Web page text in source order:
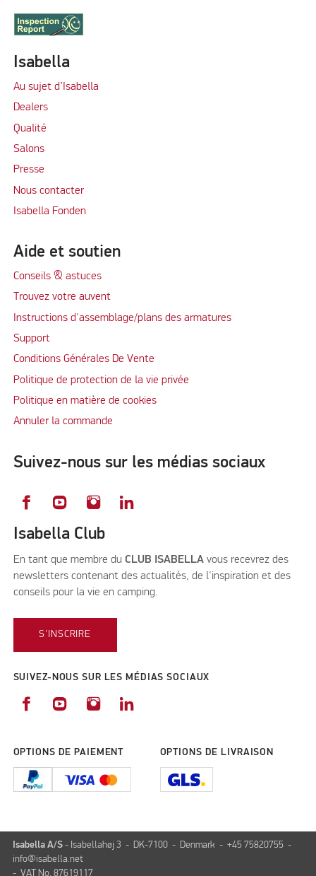
Isabella
Au sujet d’Isabella
Dealers
Qualité
Salons
Presse
Nous contacter
Isabella Fonden
Aide et soutien
Conseils & astuces
Trouvez votre auvent
Instructions d'assemblage/plans des armatures
Support
Conditions Générales De Vente
Politique de protection de la vie privée
Politique en matière de cookies
Annuler la commande
Suivez-nous sur les médias sociaux
Isabella Club
En tant que membre du CLUB ISABELLA vous recevrez des
newsletters contenant des actualités, de l'inspiration et des
conseils pour la vie en camping.
S'INSCRIRE
SUIVEZ-NOUS SUR LES MÉDIAS SOCIAUX
OPTIONS DE PAIEMENT OPTIONS DE LIVRAISON
Isabella A/S - Isabellahøj 3 - DK-7100 - Denmark - +45 75820755 -
info@isabella.net
- VAT No. 87619117